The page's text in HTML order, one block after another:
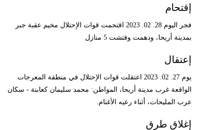
إقتحام
فجر اليوم 28. 02. 2023 اقتحمت قوات الإحتلال مخيم عقبة جبر
بمدينة أريحا، ودهمت وفتشت 5 منازل
إعتقال
يوم 27. 02. 2023 اعتقلت قوات الإحتلال في منطقة المعرجات
الواقعة غرب مدينة أريحا، المواطن: محمد سليمان كعابنة - سكان
عرب المليحات، أثناء رعيه الأغنام.
إغلاق طرق